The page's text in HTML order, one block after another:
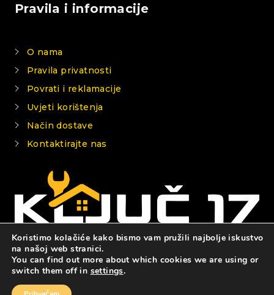
Pravila i informacije
O nama
Pravila privatnosti
Povrati i reklamacije
Uvjeti korištenja
Način dostave
Kontaktirajte nas
© 2026 KLJUČ 17
Koristimo kolačiće kako bismo vam pružili najbolje iskustvo
na našoj web stranici.
You can find out more about which cookies we are using or
switch them off in settings.